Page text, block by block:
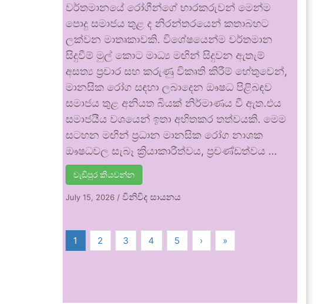
වර්තමානයේ රෝගීන්ගේ භාරකරුවන් මෙන්ම
පොදු සමාජය තුළ ද නිරන්තරයෙන් කතාබහට
ලක්වන මාතෘකාවකි. විශේෂයෙන්ම වර්තමාන
සිදුවීම් මුල් කොට මාධ්‍ය මඟින් සිදුවන ඇතැම්
අසත්‍ය ප්‍රචාර සහ කරුණු විකෘති කිරීම් හේතුවෙන්,
මානසික රෝග සඳහා ලබාදෙන ඖෂධ පිළිබඳව
සමාජය තුළ අනියත බියක් නිර්මාණය වී ඇත.එය
සමාජයීය වශයෙන් ඉතා අහිතකර තත්වයකි. මෙම
සටහන මඟින් ප්‍රධාන මානසික රෝග නාශක
ඖෂධවල සැබෑ ක්‍රියාකාරීත්වය, ප්‍රචණ්ඩත්වය …
වැඩිපුර කියවන්න
July 15, 2026 /විනිවිද සායනය
1 2 3 4 5 › »